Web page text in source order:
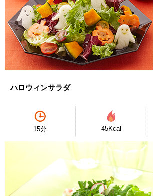
ハロウィンサラダ
15分 45Kcal